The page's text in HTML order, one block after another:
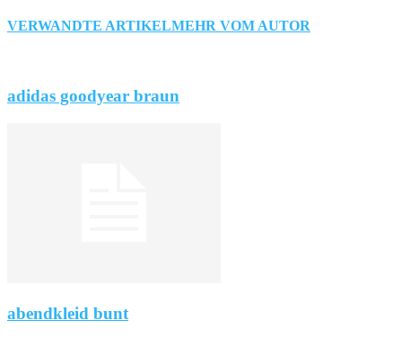
VERWANDTE ARTIKELMEHR VOM AUTOR
adidas goodyear braun
abendkleid bunt